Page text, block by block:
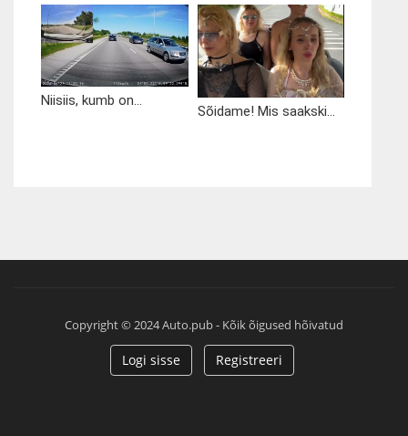
Niisiis, kumb on...
Sõidame! Mis saakski...
Copyright © 2024 Auto.pub - Kõik õigused hõivatud
Logi sisse Registreeri